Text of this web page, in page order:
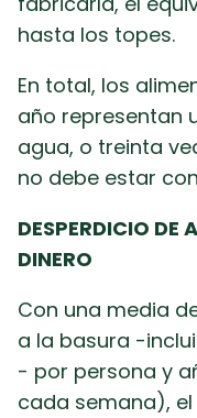
hasta los topes.
En total, los
año representan
agua, o treinta
no debe estar
DESPERDICIO DE
DINERO
Con una media
a la basura -
- por persona y
cada semana),